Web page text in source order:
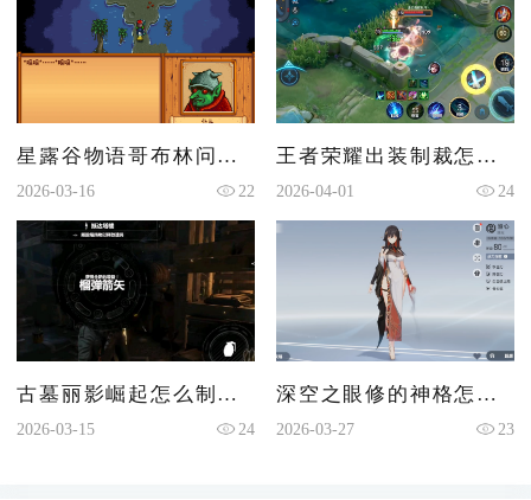
星露谷物语哥布林问题怎么做
2026-03-16 22
王者荣耀出装制裁怎么出
2026-04-01 24
古墓丽影崛起怎么制作爆炸箭
2026-03-15 24
深空之眼修的神格怎么配
2026-03-27 23